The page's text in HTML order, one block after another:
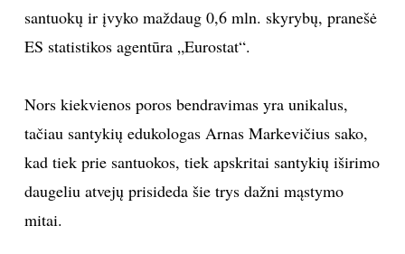
TEATRAS
FOTOGRAFIJA
MENAS
ORAI
santuokų ir įvyko maždaug 0,6 mln. skyrybų, pranešė
ES statistikos agentūra „Eurostat“.
Nors kiekvienos poros bendravimas yra unikalus,
tačiau santykių edukologas Arnas Markevičius sako,
kad tiek prie santuokos, tiek apskritai santykių iširimo
daugeliu atvejų prisideda šie trys dažni mąstymo
mitai.